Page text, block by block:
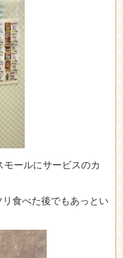
モールにサービスのカ
食べた後でもあっとい